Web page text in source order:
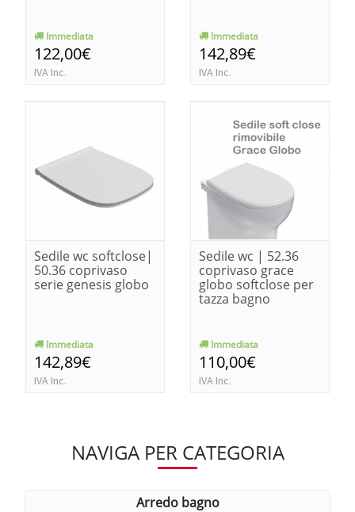
Immediata
122,00€
IVA Inc.
Immediata
142,89€
IVA Inc.
Sedile wc softclose|
50.36 coprivaso
serie genesis globo
Immediata
142,89€
IVA Inc.
Sedile wc | 52.36
coprivaso grace
globo softclose per
tazza bagno
Immediata
110,00€
IVA Inc.
NAVIGA PER CATEGORIA
arredo bagno